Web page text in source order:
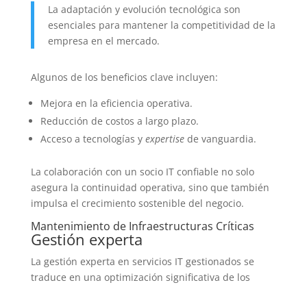
La adaptación y evolución tecnológica son
esenciales para mantener la competitividad de la
empresa en el mercado.
Algunos de los beneficios clave incluyen:
Mejora en la eficiencia operativa.
Reducción de costos a largo plazo.
Acceso a tecnologías y expertisede vanguardia.
La colaboración con un socio IT confiable no solo
asegura la continuidad operativa, sino que también
impulsa el crecimiento sostenible del negocio.
Mantenimiento de Infraestructuras Críticas
Gestión experta
La gestión experta en servicios IT gestionados se
traduce en una optimización significativa de los